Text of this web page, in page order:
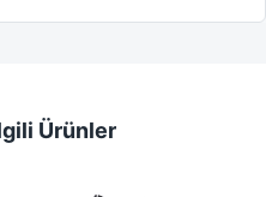
Ürünler